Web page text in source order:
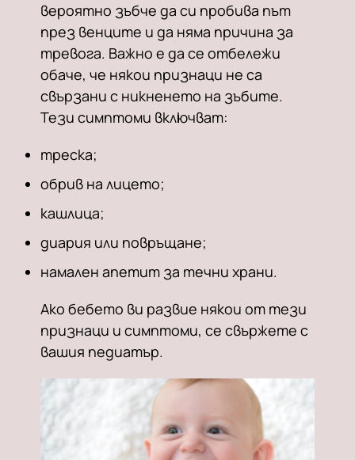
вероятно зъбче да си пробива път
през венците и да няма причина за
тревога. Важно е да се отбележи
обаче, че някои признаци не са
свързани с никненето на зъбите.
Тези симптоми включват:
треска;
обрив на лицето;
кашлица;
диария или повръщане;
намален апетит за течни храни.
Ако бебето ви развие някои от тези
признаци и симптоми, се свържете с
вашия педиатър.